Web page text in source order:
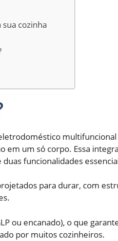
cozinha
um só corpo. Essa
funcionalidades
para durar, com
ou encanado), o que
por muitos cozinheiros.